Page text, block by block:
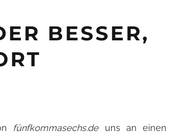
BESSER,
fünfkommasechs.deuns an einen